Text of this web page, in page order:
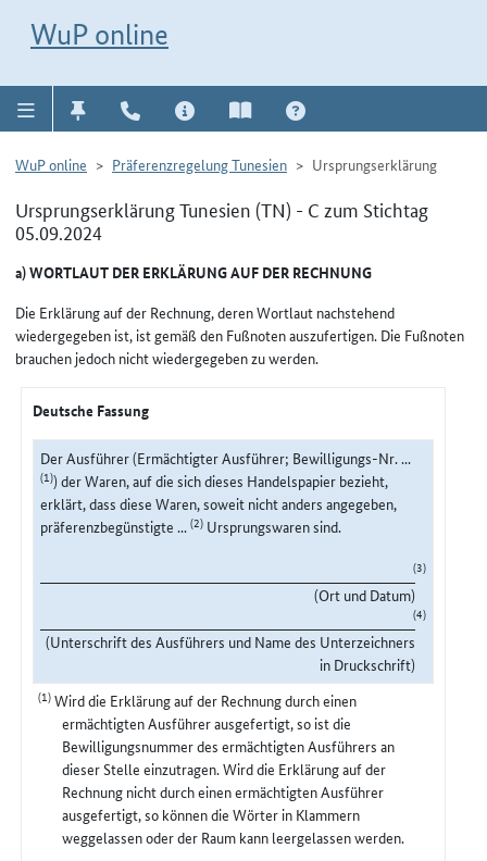
WuP online
WuP online Präferenzregelung Tunesien Ursprungserklärung
Ursprungserklärung Tunesien (TN) - C zum Stichtag
05.09.2024
a) WORTLAUT DER ERKLÄRUNG AUF DER RECHNUNG
Die Erklärung auf der Rechnung, deren Wortlaut nachstehend
wiedergegeben ist, ist gemäß den Fußnoten auszufertigen. Die Fußnoten
brauchen jedoch nicht wiedergegeben zu werden.
Deutsche Fassung
Der Ausführer (Ermächtigter Ausführer; Bewilligungs-Nr. ...
(1)) der Waren, auf die sich dieses Handelspapier bezieht,
erklärt, dass diese Waren, soweit nicht anders angegeben,
präferenzbegünstigte ...(2) Ursprungswaren sind.
(3)
(Ort und Datum)
(4)
(Unterschrift des Ausführers und Name des Unterzeichners
in Druckschrift)
(1)Wird die Erklärung auf der Rechnung durch einen
ermächtigten Ausführer ausgefertigt, so ist die
Bewilligungsnummer des ermächtigten Ausführers an
dieser Stelle einzutragen. Wird die Erklärung auf der
Rechnung nicht durch einen ermächtigten Ausführer
ausgefertigt, so können die Wörter in Klammern
weggelassen oder der Raum kann leergelassen werden.